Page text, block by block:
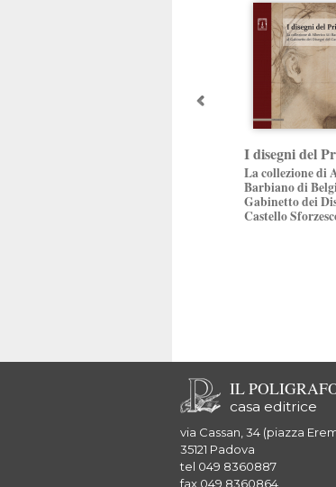
I disegni del
La collezione di
Barbiano di
Gabinetto dei
Castello
IL
casa editrice
via Cassan, 34 (piazza
35121 Padova
tel 049 8360887
fax 049 8360864